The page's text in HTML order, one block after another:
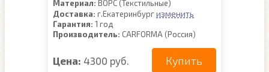
Материал: ВОРС (Текстильные)
Доставка: г.Екатеринбургизменить
Гарантия: 1 год
Производитель: CARFORMA (Россия)
Цена: 4300 руб. Купить